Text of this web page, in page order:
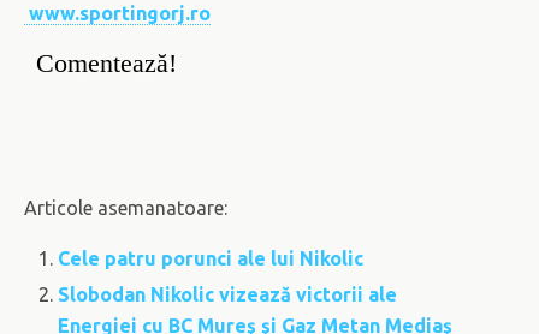
www.sportingorj.ro
Comentează!
Articole asemanatoare:
Cele patru porunci ale lui Nikolic
Slobodan Nikolic vizează victorii ale
Energiei cu BC Mureş şi Gaz Metan Mediaş